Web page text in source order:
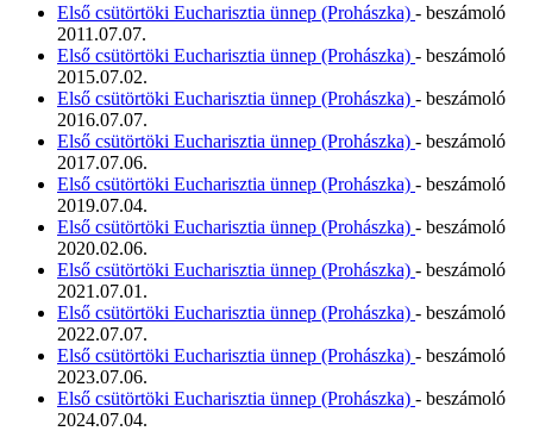
Első csütörtöki Eucharisztia ünnep (Prohászka) - beszámoló
2011.07.07.
Első csütörtöki Eucharisztia ünnep (Prohászka) - beszámoló
2015.07.02.
Első csütörtöki Eucharisztia ünnep (Prohászka) - beszámoló
2016.07.07.
Első csütörtöki Eucharisztia ünnep (Prohászka) - beszámoló
2017.07.06.
Első csütörtöki Eucharisztia ünnep (Prohászka) - beszámoló
2019.07.04.
Első csütörtöki Eucharisztia ünnep (Prohászka) - beszámoló
2020.02.06.
Első csütörtöki Eucharisztia ünnep (Prohászka) - beszámoló
2021.07.01.
Első csütörtöki Eucharisztia ünnep (Prohászka) - beszámoló
2022.07.07.
Első csütörtöki Eucharisztia ünnep (Prohászka) - beszámoló
2023.07.06.
Első csütörtöki Eucharisztia ünnep (Prohászka) - beszámoló
2024.07.04.